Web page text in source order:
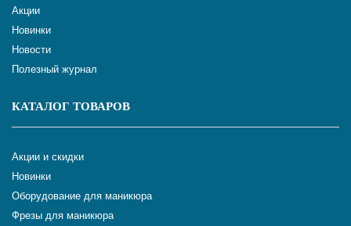
Акции
Новинки
Новости
Полезный журнал
КАТАЛОГ ТОВАРОВ
Акции и скидки
Новинки
Оборудование для маникюра
Фрезы для маникюра